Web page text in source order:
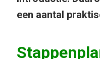
een aantal